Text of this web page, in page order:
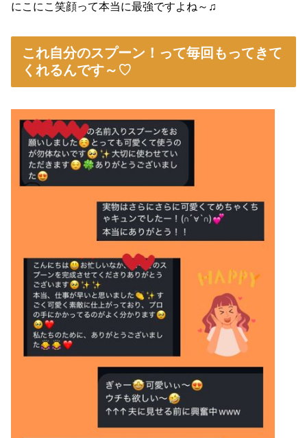
にこにこ笑顔って本当に最強ですよね～♫
これ自分のスプーン！って毎回もってきて
くれるんです～♡